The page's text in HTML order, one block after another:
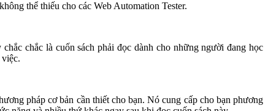
thể thiếu cho các Web Automation Tester.
chắc là cuốn sách phải đọc dành cho những người đang học
pháp cơ bản cần thiết cho bạn. Nó cung cấp cho bạn phương